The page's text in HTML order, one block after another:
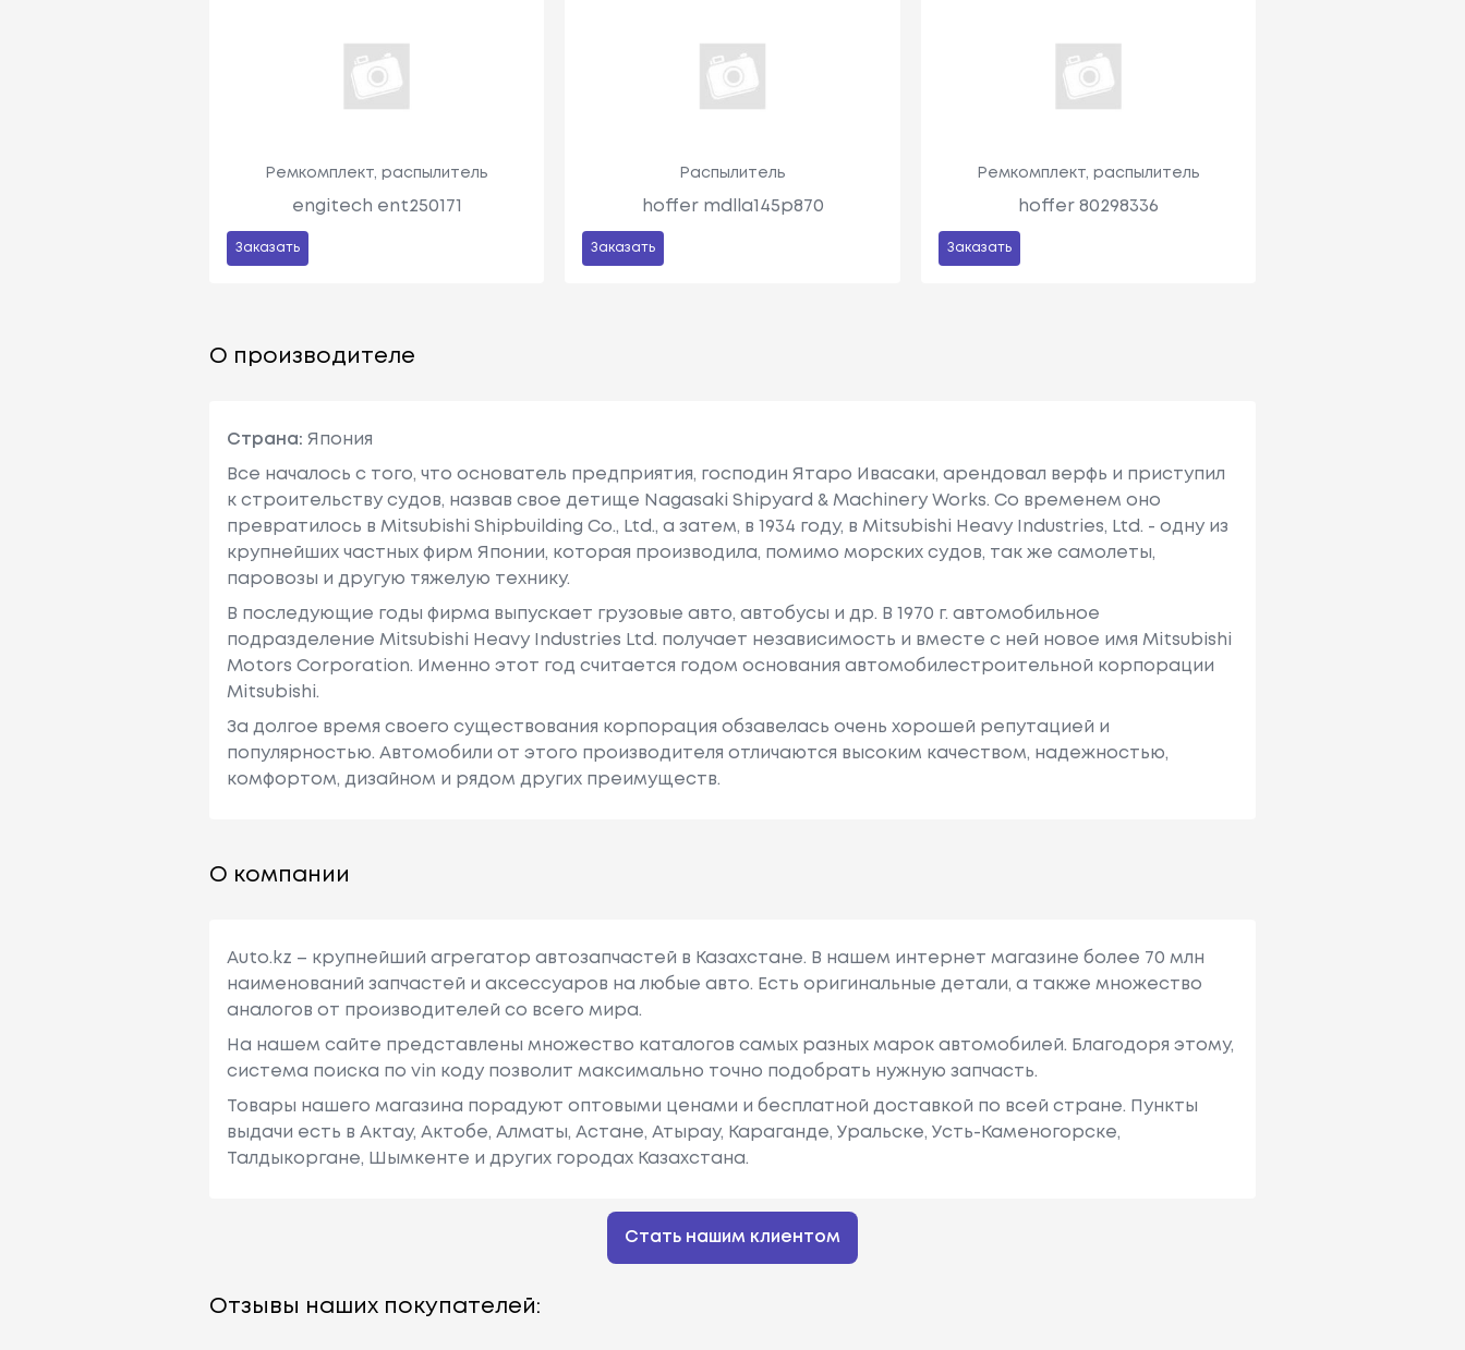
Ремкомплект, распылитель
engitech ent250171
Заказать
Распылитель
hoffer mdlla145p870
Заказать
Ремкомплект, распылитель
hoffer 80298336
Заказать
О производителе
Страна: Япония
Все началось с того, что основатель предприятия, господин Ятаро Ивасаки, арендовал верфь и приступил
к строительству судов, назвав свое детище Nagasaki Shipyard & Machinery Works. Со временем оно
превратилось в Mitsubishi Shipbuilding Co., Ltd., а затем, в 1934 году, в Mitsubishi Heavy Industries, Ltd. - одну из
крупнейших частных фирм Японии, которая производила, помимо морских судов, так же самолеты,
паровозы и другую тяжелую технику.
В последующие годы фирма выпускает грузовые авто, автобусы и др. В 1970 г. автомобильное
подразделение Mitsubishi Heavy Industries Ltd. получает независимость и вместе с ней новое имя Mitsubishi
Motors Corporation. Именно этот год считается годом основания автомобилестроительной корпорации
Mitsubishi.
За долгое время своего существования корпорация обзавелась очень хорошей репутацией и
популярностью. Автомобили от этого производителя отличаются высоким качеством, надежностью,
комфортом, дизайном и рядом других преимуществ.
О компании
Auto.kz – крупнейший агрегатор автозапчастей в Казахстане. В нашем интернет магазине более 70 млн
наименований запчастей и аксессуаров на любые авто. Есть оригинальные детали, а также множество
аналогов от производителей со всего мира.
На нашем сайте представлены множество каталогов самых разных марок автомобилей. Благодоря этому,
система поиска по vin коду позволит максимально точно подобрать нужную запчасть.
Товары нашего магазина порадуют оптовыми ценами и бесплатной доставкой по всей стране. Пункты
выдачи есть в Актау, Актобе, Алматы, Астане, Атырау, Караганде, Уральске, Усть-Каменогорске,
Талдыкоргане, Шымкенте и других городах Казахстана.
Стать нашим клиентом
Отзывы наших покупателей: